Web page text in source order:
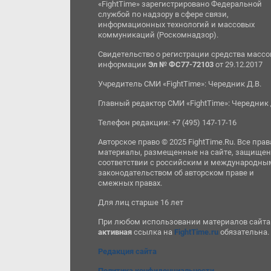
«FightTime» зарегистрировано Федеральной
службой по надзору в сфере связи,
информационных технологий и массовых
коммуникаций (Роскомнадзор).
Свидетельство о регистрации средства
информацииЭл № ФС77-72103 от 29.12.2017
Учредитель СМИ «FightTime»: Чередник Д.В.
Главный редактор СМИ «FightTime»: Чередник
Телефон редакции: +7 (495) 147-17-16
Авторское право © 2025 FightTime.Ru. Все
материалы, размещенные на сайте,
соответствии с российским и
законодательством об авторском праве и
смежных правах.
Для лиц старше 16 лет
При любом использовании материалов сайта
активная ссылка на FightTime.ru обязательна.
Редакция сайта